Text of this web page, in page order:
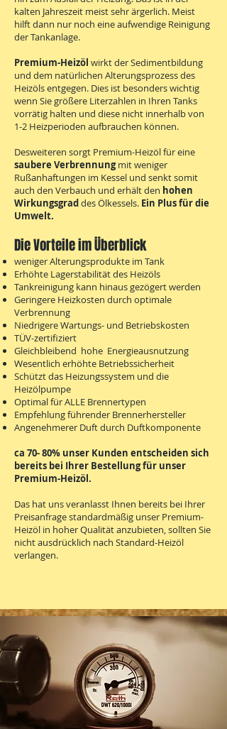
kalten Jahreszeit meist sehr ärgerlich. Meist
hilft dann nur noch eine aufwendige Reinigung
der Tankanlage.
Premium-Heizöl wirkt der Sedimentbildung
und dem natürlichen Alterungsprozess des
Heizöls entgegen. Dies ist besonders wichtig
wenn Sie größere Literzahlen in Ihren Tanks
vorrätig halten und diese nicht innerhalb von
1-2 Heizperioden aufbrauchen können.
Desweiteren sorgt Premium-Heizöl für eine
saubere Verbrennungmit weniger
Rußanhaftungen im Kessel und senkt somit
auch den Verbauch und erhält den hohen
Wirkungsgraddes Ölkessels. Ein Plus für die
Umwelt.
Die Vorteile im Überblick
weniger Alterungsprodukte im Tank
Erhöhte Lagerstabilität des Heizöls
Tankreinigung kann hinaus gezögert werden
Geringere Heizkosten durch optimale
Verbrennung
Niedrigere Wartungs- und Betriebskosten
TÜV-zertifiziert
Gleichbleibend hohe Energieausnutzung
Wesentlich erhöhte Betriebssicherheit
Schützt das Heizungssystem und die
Heizölpumpe
Optimal für ALLE Brennertypen
Empfehlung führender Brennerhersteller
Angenehmerer Duft durch Duftkomponente
ca 70- 80% unser Kunden entscheiden sich
bereits bei Ihrer Bestellung für unser
Premium-Heizöl.
Das hat uns veranlasst Ihnen bereits bei Ihrer
Preisanfrage standardmäßig unser Premium-
Heizöl in hoher Qualität anzubieten, sollten Sie
nicht ausdrücklich nach Standard-Heizöl
verlangen.